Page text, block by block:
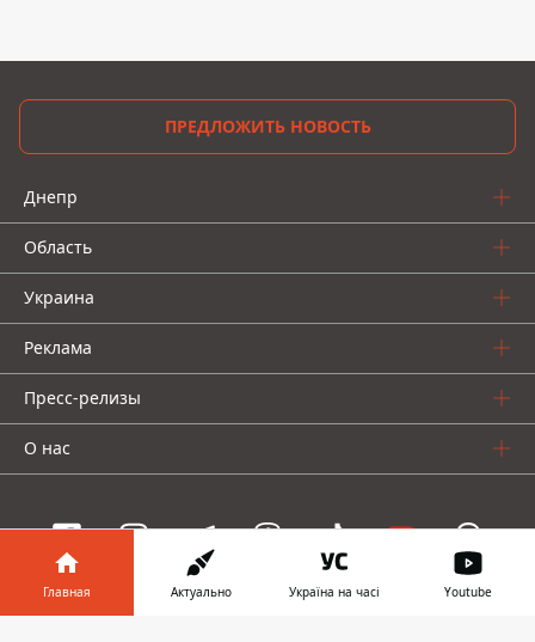
ПРЕДЛОЖИТЬ НОВОСТЬ
Днепр
Область
Украина
Реклама
Пресс-релизы
О нас
Главная Актуально Україна на часі Youtube